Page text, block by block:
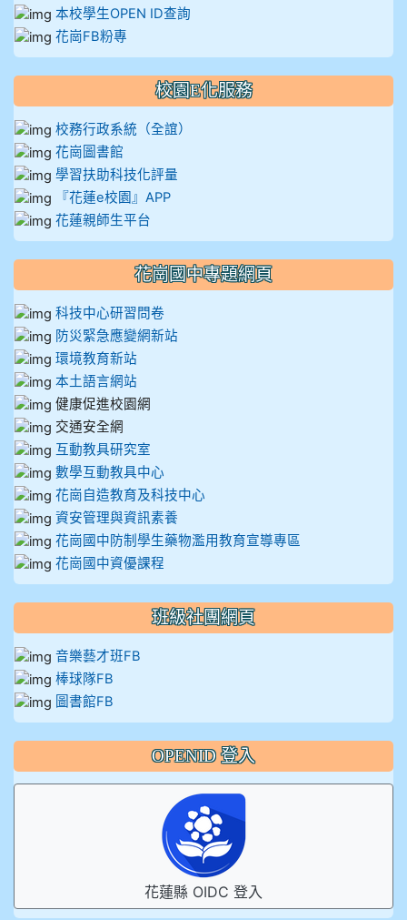
本校學生OPEN ID查詢
花崗FB粉專
校園E化服務
校務行政系統（全誼）
花崗圖書館
學習扶助科技化評量
『花蓮e校園』APP
花蓮親師生平台
花崗國中專題網頁
科技中心研習問卷
防災緊急應變網新站
環境教育新站
本土語言網站
健康促進校園網
交通安全網
互動教具研究室
數學互動教具中心
花崗自造教育及科技中心
資安管理與資訊素養
花崗國中防制學生藥物濫用教育宣導專區
花崗國中資優課程
班級社團網頁
音樂藝才班FB
棒球隊FB
圖書館FB
OPENID 登入
花蓮縣 OIDC 登入